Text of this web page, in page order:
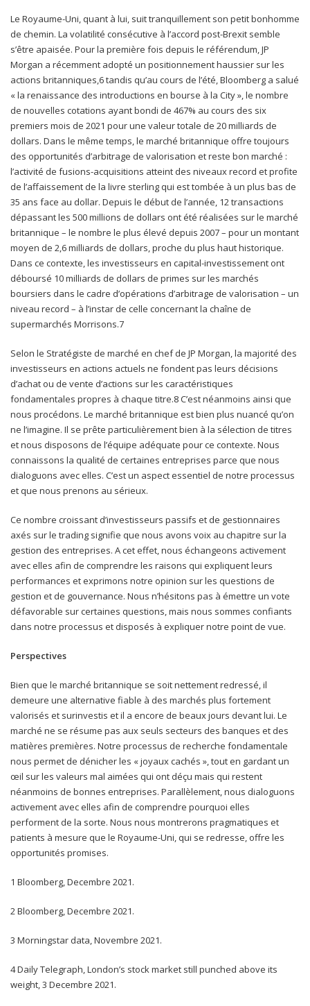
Le Royaume-Uni, quant à lui, suit tranquillement son petit bonhomme
de chemin. La volatilité consécutive à l’accord post-Brexit semble
s’être apaisée. Pour la première fois depuis le référendum, JP
Morgan a récemment adopté un positionnement haussier sur les
actions britanniques,6 tandis qu’au cours de l’été, Bloomberg a salué
« la renaissance des introductions en bourse à la City », le nombre
de nouvelles cotations ayant bondi de 467% au cours des six
premiers mois de 2021 pour une valeur totale de 20 milliards de
dollars. Dans le même temps, le marché britannique offre toujours
des opportunités d’arbitrage de valorisation et reste bon marché :
l’activité de fusions-acquisitions atteint des niveaux record et profite
de l’affaissement de la livre sterling qui est tombée à un plus bas de
35 ans face au dollar. Depuis le début de l’année, 12 transactions
dépassant les 500 millions de dollars ont été réalisées sur le marché
britannique – le nombre le plus élevé depuis 2007 – pour un montant
moyen de 2,6 milliards de dollars, proche du plus haut historique.
Dans ce contexte, les investisseurs en capital-investissement ont
déboursé 10 milliards de dollars de primes sur les marchés
boursiers dans le cadre d’opérations d’arbitrage de valorisation – un
niveau record – à l’instar de celle concernant la chaîne de
supermarchés Morrisons.7
Selon le Stratégiste de marché en chef de JP Morgan, la majorité des
investisseurs en actions actuels ne fondent pas leurs décisions
d’achat ou de vente d’actions sur les caractéristiques
fondamentales propres à chaque titre.8 C’est néanmoins ainsi que
nous procédons. Le marché britannique est bien plus nuancé qu’on
ne l’imagine. Il se prête particulièrement bien à la sélection de titres
et nous disposons de l’équipe adéquate pour ce contexte. Nous
connaissons la qualité de certaines entreprises parce que nous
dialoguons avec elles. C’est un aspect essentiel de notre processus
et que nous prenons au sérieux.
Ce nombre croissant d’investisseurs passifs et de gestionnaires
axés sur le trading signifie que nous avons voix au chapitre sur la
gestion des entreprises. A cet effet, nous échangeons activement
avec elles afin de comprendre les raisons qui expliquent leurs
performances et exprimons notre opinion sur les questions de
gestion et de gouvernance. Nous n’hésitons pas à émettre un vote
défavorable sur certaines questions, mais nous sommes confiants
dans notre processus et disposés à expliquer notre point de vue.
Perspectives
Bien que le marché britannique se soit nettement redressé, il
demeure une alternative fiable à des marchés plus fortement
valorisés et surinvestis et il a encore de beaux jours devant lui. Le
marché ne se résume pas aux seuls secteurs des banques et des
matières premières. Notre processus de recherche fondamentale
nous permet de dénicher les « joyaux cachés », tout en gardant un
œil sur les valeurs mal aimées qui ont déçu mais qui restent
néanmoins de bonnes entreprises. Parallèlement, nous dialoguons
activement avec elles afin de comprendre pourquoi elles
performent de la sorte. Nous nous montrerons pragmatiques et
patients à mesure que le Royaume-Uni, qui se redresse, offre les
opportunités promises.
1 Bloomberg, Decembre 2021.
2 Bloomberg, Decembre 2021.
3 Morningstar data, Novembre 2021.
4 Daily Telegraph, London’s stock market still punched above its
weight, 3 Decembre 2021.